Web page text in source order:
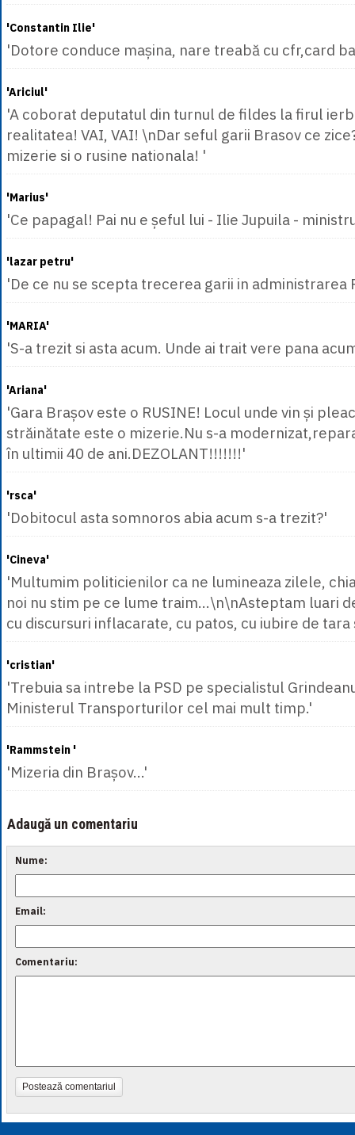
'Constantin Ilie'
'Dotore conduce mașina, nare treabă cu cfr,card
'Ariciul'
'A coborat deputatul din turnul de fildes la firul
realitatea! VAI, VAI! \nDar seful garii Brasov ce
mizerie si o rusine nationala! '
'Marius'
'Ce papagal! Pai nu e șeful lui - Ilie Jupuila -
'lazar petru'
'De ce nu se scepta trecerea garii in administrarea
'MARIA'
'S-a trezit si asta acum. Unde ai trait vere pana
'Ariana'
'Gara Brașov este o RUSINE! Locul unde vin și
străinătate este o mizerie.Nu s-a
în ultimii 40 de ani.DEZOLANT!!!!!!!'
'rsca'
'Dobitocul asta somnoros abia acum s-a trezit?'
'Cineva'
'Multumim politicienilor ca ne lumineaza zilele,
noi nu stim pe ce lume traim...\n\nAsteptam luari
cu discursuri inflacarate, cu patos, cu iubire de tara
'cristian'
'Trebuia sa intrebe la PSD pe specialistul
Ministerul Transporturilor cel mai mult timp.'
'Rammstein '
'Mizeria din Brașov...'
Adaugă un comentariu
Nume:
Email:
Comentariu:
Postează comentariul